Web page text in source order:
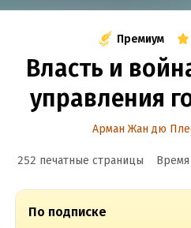
Премиум
Власть и
управления
Арман Жан дю
252 печатные страницы Время
По подписке